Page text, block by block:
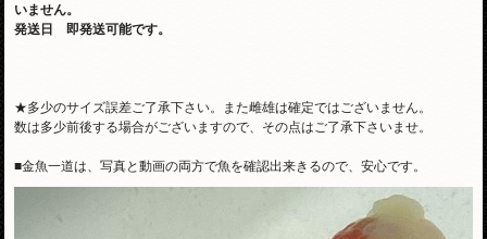
いません。
発送日 即発送可能です。
★多少のサイズ誤差ご了承下さい。また雌雄は確定ではございません。
数は多少前後する場合がございますので、その点はご了承下さいませ。
■金魚一道は、写真と動画の両方で魚を確認出来きるので、安心です。